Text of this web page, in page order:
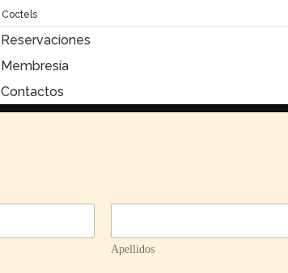
Coctels
Reservaciones
Membresía
Contactos
Apellidos